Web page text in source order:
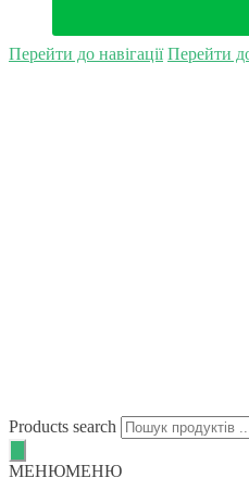
Перейти до навігації Перейти
Products search
МЕНЮМЕНЮ